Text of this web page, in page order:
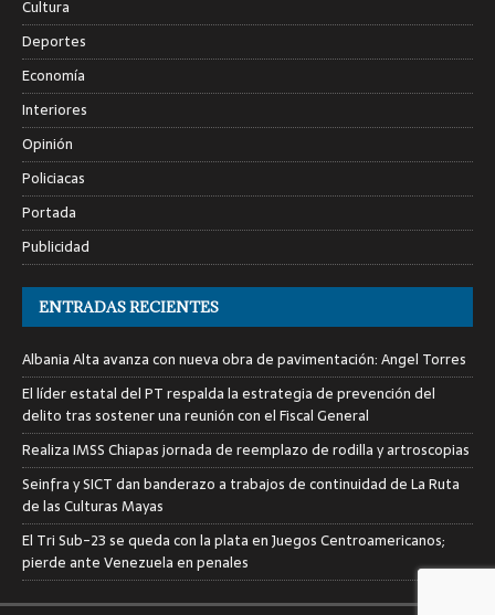
Cultura
Deportes
Economía
Interiores
Opinión
Policiacas
Portada
Publicidad
ENTRADAS RECIENTES
Albania Alta avanza con nueva obra de pavimentación: Angel Torres
El líder estatal del PT respalda la estrategia de prevención del
delito tras sostener una reunión con el Fiscal General
Realiza IMSS Chiapas jornada de reemplazo de rodilla y artroscopias
Seinfra y SICT dan banderazo a trabajos de continuidad de La Ruta
de las Culturas Mayas
El Tri Sub-23 se queda con la plata en Juegos Centroamericanos;
pierde ante Venezuela en penales